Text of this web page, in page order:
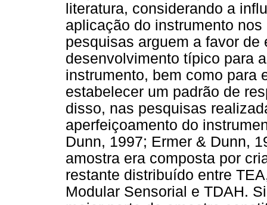
literatura, considerando a
aplicação do instrumento
pesquisas arguem a favor
desenvolvimento típico para
instrumento, bem como para
estabelecer um padrão de
disso, nas pesquisas
aperfeiçoamento do
Dunn, 1997; Ermer & Dunn,
amostra era composta por
restante distribuído entre
Modular Sensorial e TDAH.